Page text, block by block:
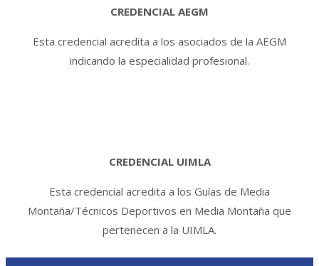
CREDENCIAL AEGM
Esta credencial acredita a los asociados de la AEGM
indicando la especialidad profesional.
CREDENCIAL UIMLA
Esta credencial acredita a los Guías de Media
Montaña/Técnicos Deportivos en Media Montaña que
pertenecen a la UIMLA.